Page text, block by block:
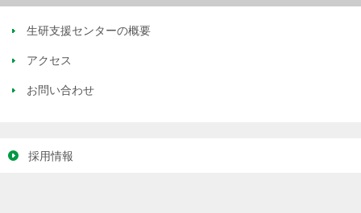
生研支援センターの概要
アクセス
お問い合わせ
採用情報